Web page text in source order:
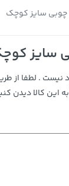
سایز کوچک
سایز
نیست . لطفا از
این کالا دیدن